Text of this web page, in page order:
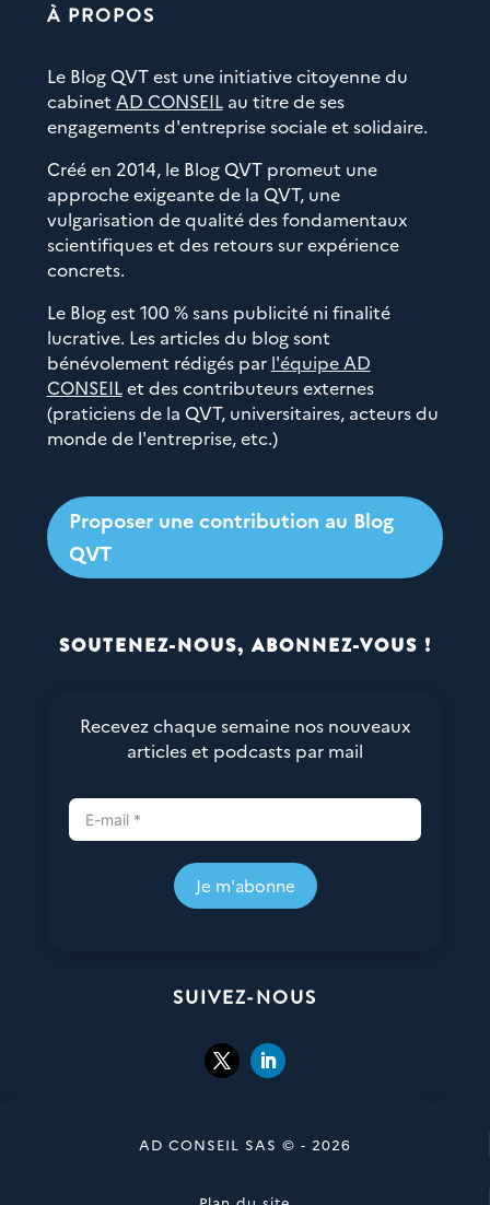
À PROPOS
Le Blog QVT est une initiative citoyenne du
cabinet AD CONSEILau titre de ses
engagements d'entreprise sociale et solidaire.
Créé en 2014, le Blog QVT promeut une
approche exigeante de la QVT, une
vulgarisation de qualité des fondamentaux
scientifiques et des retours sur expérience
concrets.
Le Blog est 100 % sans publicité ni finalité
lucrative. Les articles du blog sont
bénévolement rédigés par l'équipe AD
CONSEILet des contributeurs externes
(praticiens de la QVT, universitaires, acteurs du
monde de l'entreprise, etc.)
Proposer une contribution au Blog
QVT
SOUTENEZ-NOUS, ABONNEZ-VOUS !
Recevez chaque semaine nos nouveaux
articles et podcasts par mail
Je m'abonne
SUIVEZ-NOUS
AD CONSEIL SAS © - 2026